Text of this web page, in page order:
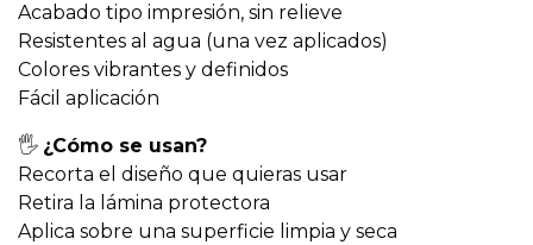
Acabado tipo impresión, sin relieve
Resistentes al agua (una vez aplicados)
Colores vibrantes y definidos
Fácil aplicación
🖐️ ¿Cómo se usan?
Recorta el diseño que quieras usar
Retira la lámina protectora
Aplica sobre una superficie limpia y seca